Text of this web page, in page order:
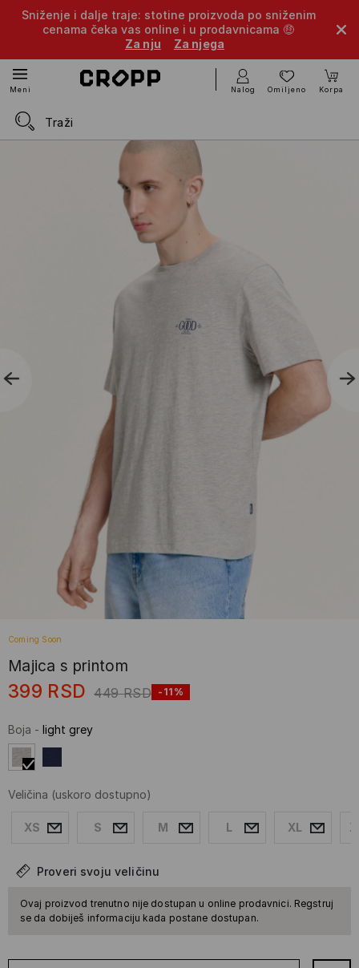
Sniženje i dalje traje: stotine proizvoda po sniženim
cenama čeka vas online i u prodavnicama 🤑
Za nju
Za njega
Meni Nalog Omiljeno Korpa
Coming Soon
Majica s printom
399 RSD 449 RSD -11%
Boja - light grey
Veličina (uskoro dostupno)
XS S M L XL
Proveri svoju veličinu
Ovaj proizvod trenutno nije dostupan u online prodavnici. Regstruj
se da dobiješ informaciju kada postane dostupan.